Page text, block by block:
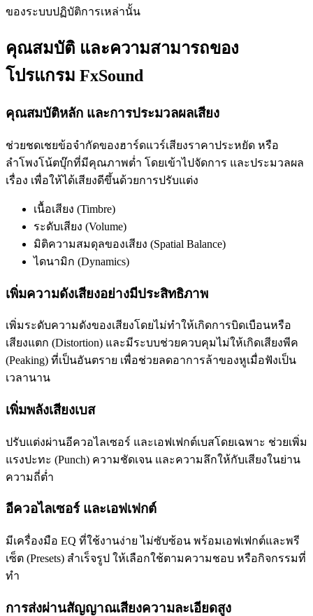
ของระบบปฏิบัติการเหล่านั้น
คุณสมบัติ และความสามารถของ
โปรแกรม FxSound
คุณสมบัติหลัก และการประมวลผลเสียง
ช่วยชดเชยข้อจำกัดของฮาร์ดแวร์เสียงราคาประหยัด หรือ
ลำโพงโน้ตบุ๊กที่มีคุณภาพต่ำ โดยเข้าไปจัดการ และประมวลผล
เรื่อง เพื่อให้ได้เสียงดีขึ้นด้วยการปรับแต่ง
เนื้อเสียง (Timbre)
ระดับเสียง (Volume)
มิติความสมดุลของเสียง (Spatial Balance)
ไดนามิก (Dynamics)
เพิ่มความดังเสียงอย่างมีประสิทธิภาพ
เพิ่มระดับความดังของเสียงโดยไม่ทำให้เกิดการบิดเบือนหรือ
เสียงแตก (Distortion) และมีระบบช่วยควบคุมไม่ให้เกิดเสียงพีค
(Peaking) ที่เป็นอันตราย เพื่อช่วยลดอาการล้าของหูเมื่อฟังเป็น
เวลานาน
เพิ่มพลังเสียงเบส
ปรับแต่งผ่านอีควอไลเซอร์ และเอฟเฟกต์เบสโดยเฉพาะ ช่วยเพิ่ม
แรงปะทะ (Punch) ความชัดเจน และความลึกให้กับเสียงในย่าน
ความถี่ต่ำ
อีควอไลเซอร์ และเอฟเฟกต์
มีเครื่องมือ EQ ที่ใช้งานง่าย ไม่ซับซ้อน พร้อมเอฟเฟกต์และพรี
เซ็ต (Presets) สำเร็จรูป ให้เลือกใช้ตามความชอบ หรือกิจกรรมที่
ทำ
การส่งผ่านสัญญาณเสียงความละเอียดสูง